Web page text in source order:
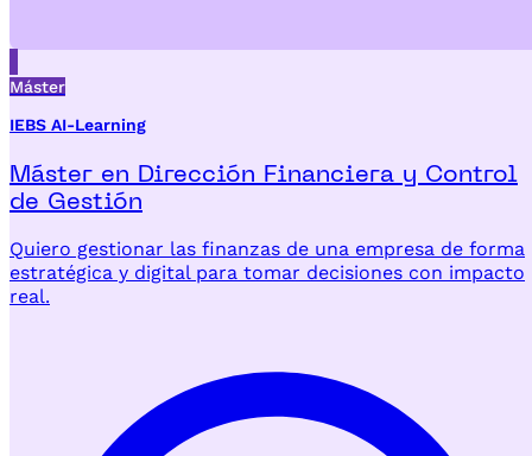
Máster
IEBS AI-Learning
Máster en Dirección Financiera y Control
de Gestión
Quiero gestionar las finanzas de una empresa de forma
estratégica y digital para tomar decisiones con impacto
real.